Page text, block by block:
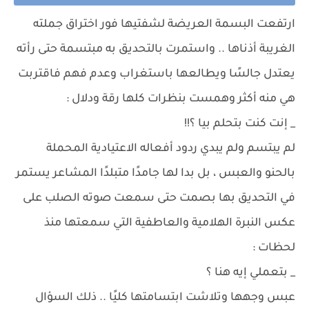
ارتفعت البسمة العريضة لشفتيها فور اختراق جملته
الغريبة أذناها .. واستمرت بالتحديق به مبتسمة حتى رأته
يعتدل جالسًا ويطالعها باستغراب وعدم فهم فاقتربت
هي منه أكثر وهمست بنظرات كلها رقة ودلال :
_ إنت كنت بتحلم بيا ؟!!
لم يبتسم ولم يبدي ردود أفعاله الاعتيادية المحملة
بالحنو والعبس ، بل بدا لها جامدًا متبلدًا المشاعر يستمر
في التحديق بها بصمت حتى سمعت صوته الصلب على
عكس النبرة الهلامية والعاطفية التي سمعتها منذ
لحظات :
_ بتعملي إيه هنا ؟
عبس وجهها وتلاشت ابتسامتها كليًا .. ذلك السؤال